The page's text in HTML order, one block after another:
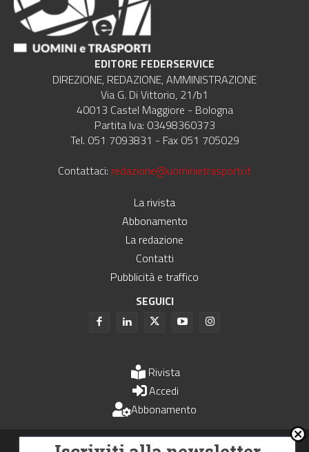
EDITORE FEDERSERVICE
DIREZIONE, REDAZIONE, AMMINISTRAZIONE
Via G. Di Vittorio, 21/b1
40013 Castel Maggiore - Bologna
Partita Iva: 03498360373
Tel. 051 7093831 - Fax 051 705029
Contattaci: redazione@uominietrasporti.it
La rivista
Abbonamento
La redazione
Contatti
Pubblicità e traffico
SEGUICI
Rivista
Accedi
Abbonamento
Uomini e Trasporti è un periodico associato all'Unione Stampa